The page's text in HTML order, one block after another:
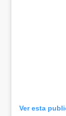
Ver esta